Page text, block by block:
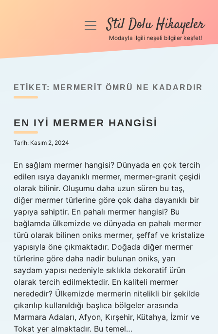
Anasayfa
Yasal Uyarı
Hakkımızda
menüyüStil Dolu Hikayeler
Modayla ilgili neşeli bilgiler keşfet!
ETIKET: MERMERIT ÖMRÜ NE KADARDIR
EN IYI MERMER HANGISI
Tarih: Kasım 2, 2024
En sağlam mermer hangisi? Dünyada en çok tercih
edilen ısıya dayanıklı mermer, mermer-granit çeşidi
olarak bilinir. Oluşumu daha uzun süren bu taş,
diğer mermer türlerine göre çok daha dayanıklı bir
yapıya sahiptir. En pahalı mermer hangisi? Bu
bağlamda ülkemizde ve dünyada en pahalı mermer
türü olarak bilinen oniks mermer, şeffaf ve kristalize
yapısıyla öne çıkmaktadır. Doğada diğer mermer
türlerine göre daha nadir bulunan oniks, yarı
saydam yapısı nedeniyle sıklıkla dekoratif ürün
olarak tercih edilmektedir. En kaliteli mermer
nerededir? Ülkemizde mermerin nitelikli bir şekilde
çıkarılıp kullanıldığı başlıca bölgeler arasında
Marmara Adaları, Afyon, Kırşehir, Kütahya, İzmir ve
Tokat yer almaktadır. Bu temel…